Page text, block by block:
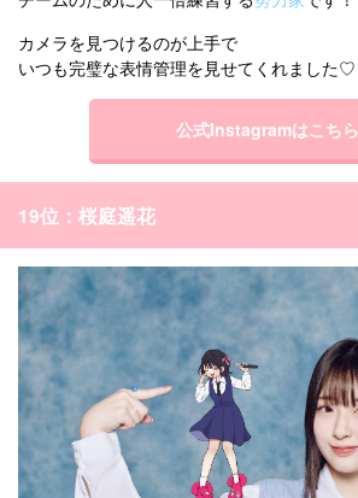
カメラを見つけるのが上手で
いつも完璧な表情管理を見せてくれました♡
公式Instagramはこちら
19位：桜庭遥花